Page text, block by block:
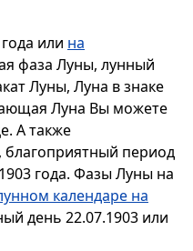
или на
фаза Луны, лунный
Луны, Луна в знаке
Луна Вы можете
А также
благоприятный период
года. Фазы Луны на
календаре на
день 22.07.1903 или